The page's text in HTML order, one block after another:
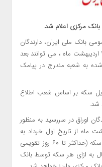
مرکزی اعلام شد.
بانک ملی ایران، دارندگان
اوراق سلف بانک مرکزی از تاریخ ۲۳ تا ۳۱ اردیبهشت ماه ، می توانند بعد
شده به شعبه مندرج در پیامک
سکه بر اساس شعب اطلاع
شد.
اوراق در سررسید به منظور
سکه تا تاریخ ۳۱ اردیبهشت ماه از تاریخ اول خرداد به
ازای هر روز تقویمی عدم مراجعه مالک سکه (حداکثر تا ۶۰ روز تقویمی
ریال به ازای هر سکه توسط بانک